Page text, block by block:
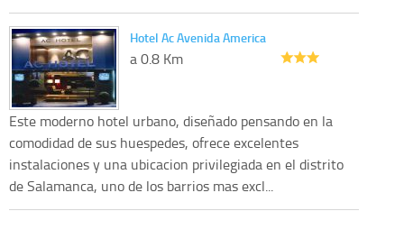
Hotel Ac Avenida America
a 0.8 Km
Este moderno hotel urbano, diseñado pensando en la
comodidad de sus huespedes, ofrece excelentes
instalaciones y una ubicacion privilegiada en el distrito
de Salamanca, uno de los barrios mas excl...